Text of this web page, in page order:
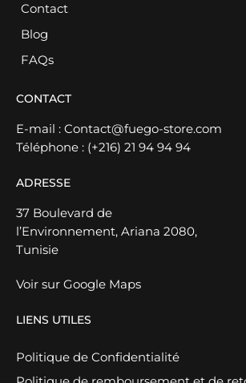
Contact
Blog
FAQs
CONTACT
E-mail : Contact@fuego-store.com
Téléphone : (+216) 21 94 94 94
ADRESSE
37 Boulevard de
l’Environnement, Ariana 2080,
Tunisie
Voir sur Google Maps
LIENS UTILES
Politique de Confidentialité